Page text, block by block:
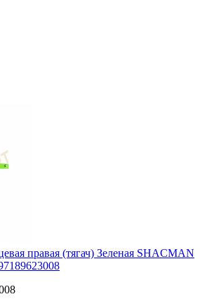
правая (тягач) Зеленая SHACMAN